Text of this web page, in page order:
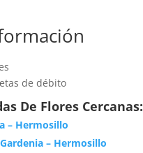
de débito
De Flores Cercanas:
– Hermosillo
Gardenia – Hermosillo